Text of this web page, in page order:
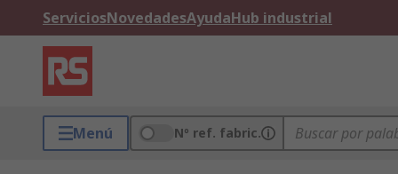
ServiciosNovedadesAyudaHub industrial
Menú Nº ref. fabric.